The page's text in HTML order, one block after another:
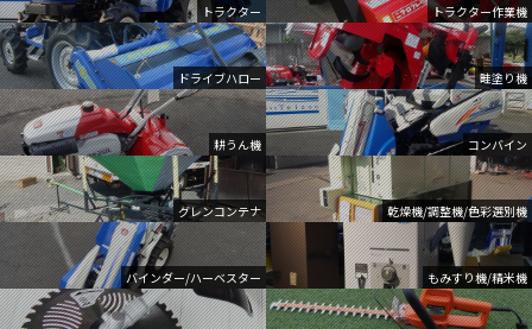
トラクター トラクター作業機
ドライブハロー 畦塗り機
耕うん機 コンバイン
グレンコンテナ 乾燥機/調整機/色彩選別機
バインダー/ハーベスター もみすり機/精米機